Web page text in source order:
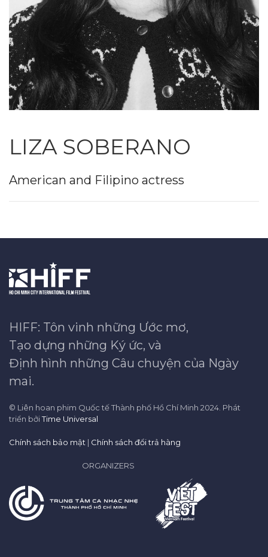
LIZA SOBERANO
American and Filipino actress
HIFF: Tôn vinh những Ước mơ,
Tạo dựng những Ký ức, và
Định hình những Câu chuyện của Ngày
mai.
© Liên hoan phim Quốc tế Thành phố Hồ Chí Minh 2024. Phát
triển bởiTime Universal
Chính sách bảo mật | Chính sách đổi trả hàng
ORGANIZERS